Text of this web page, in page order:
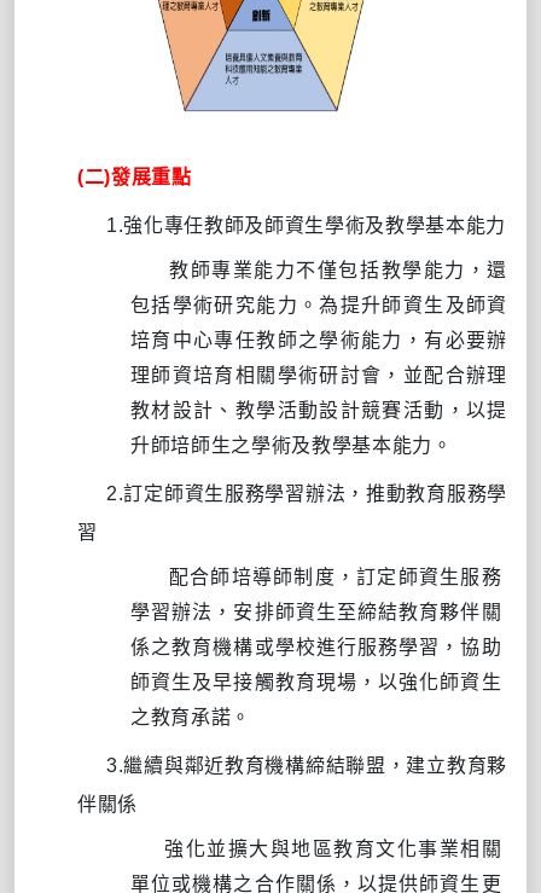
(二)發展重點
1.強化專任教師及師資生學術及教學基本能力
教師專業能力不僅包括教學能力，還
包括學術研究能力。為提升師資生及師資
培育中心專任教師之學術能力，有必要辦
理師資培育相關學術研討會，並配合辦理
教材設計、教學活動設計競賽活動，以提
升師培師生之學術及教學基本能力。
2.訂定師資生服務學習辦法，推動教育服務學
習
配合師培導師制度，訂定師資生服務
學習辦法，安排師資生至締結教育夥伴關
係之教育機構或學校進行服務學習，協助
師資生及早接觸教育現場，以強化師資生
之教育承諾。
3.繼續與鄰近教育機構締結聯盟，建立教育夥
伴關係
強化並擴大與地區教育文化事業相關
單位或機構之合作關係，以提供師資生更